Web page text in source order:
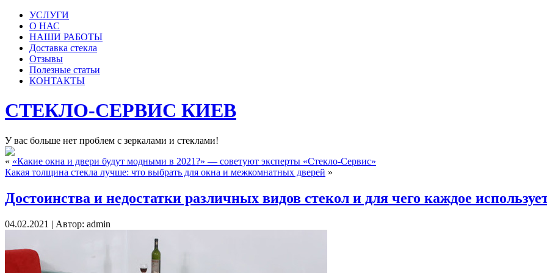
УСЛУГИ
О НАС
НАШИ РАБОТЫ
Доставка стекла
Отзывы
Полезные статьи
КОНТАКТЫ
СТЕКЛО-СЕРВИС КИЕВ
У вас больше нет проблем с зеркалами и стеклами!
« «Какие окна и двери будут модными в 2021?» — советуют эксперты «Стекло-Сервис»
Какая толщина стекла лучше: что выбрать для окна и межкомнатных дверей »
Достоинства и недостатки различных видов стекол и для чего каждое
04.02.2021 | Автор: admin